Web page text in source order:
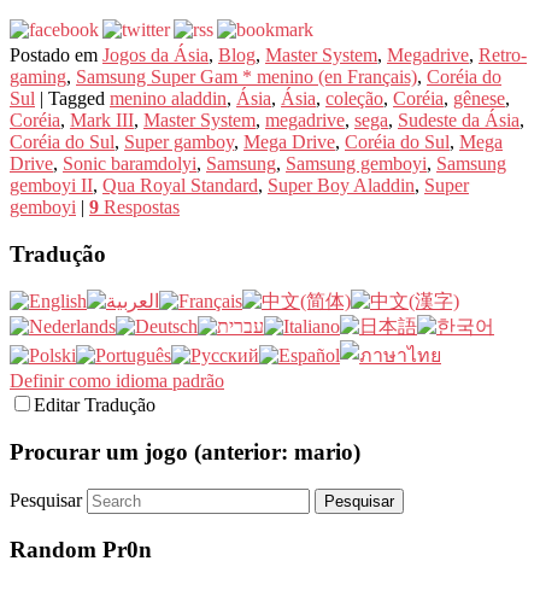
Postado em Jogos da Ásia, Blog, Master System, Megadrive, Retro-
gaming, Samsung Super Gam * menino (en Français), Coréia do
Sul | Tagged menino aladdin, Ásia, Ásia, coleção, Coréia, gênese,
Coréia, Mark III, Master System, megadrive, sega, Sudeste da Ásia,
Coréia do Sul, Super gamboy, Mega Drive, Coréia do Sul, Mega
Drive, Sonic baramdolyi, Samsung, Samsung gemboyi, Samsung
gemboyi II, Qua Royal Standard, Super Boy Aladdin, Super
gemboyi | 9 Respostas
Tradução
Definir como idioma padrão
Editar Tradução
Procurar um jogo (anterior: mario)
Pesquisar
Random Pr0n